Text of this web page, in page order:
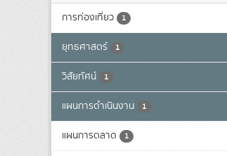
การท่องเที่ยว 1
ยุทธศาสตร์ 1
วิสัยทัศน์ 1
แผนการดำเนินงาน 1
แผนการตลาด 1